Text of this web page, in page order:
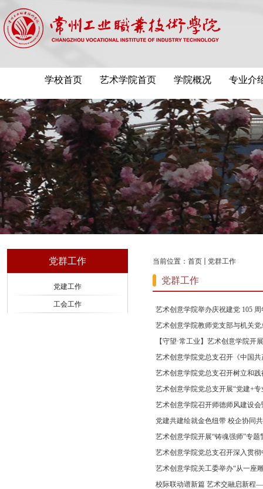
学校首页 艺术学院首页 学院概况 专业介
党群工作
党建工作
工会工作
当前位置： 首页 党群工作
党群工作
艺术创意学院举办庆祝建党 105
艺术创意学院教师党支部与机关
【守望·常工业】艺术创意学院开
艺术创意学院党总支召开《中国
艺术创意学院党总支召开树立和
艺术创意学院党总支开展“党建+
艺术创意学院召开师德师风建设会
党建共建绘就金色纽带 校企协同
艺术创意学院开展“铸魂强师”专题
艺术创意学院党总支召开深入贯
艺术创意学院关工委举办“从一座
校际联动谱新篇 艺术交融启新程